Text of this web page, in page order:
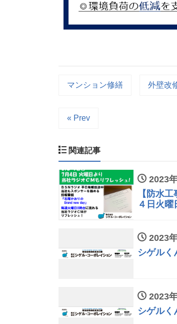
マンション修繕 外壁改
« Prev
関連記事
2023
【防水
４日火曜
2023
シゲル
2023
シゲル